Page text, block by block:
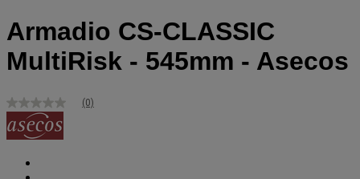
Armadio CS-CLASSIC
MultiRisk - 545mm - Asecos
Nessuna
valutazione
Stesso
(0)